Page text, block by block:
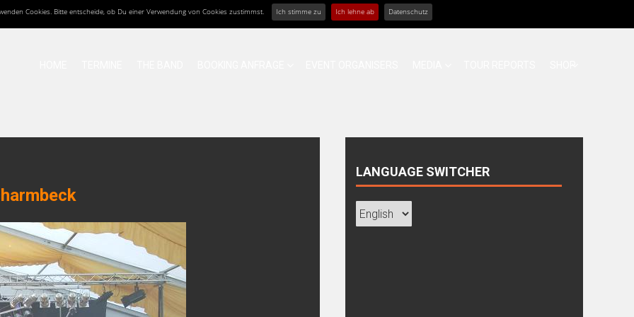
Cookies. Bitte entscheide, ob Du einer Verwendung von Cookies zustimmst. Ich stimme zu Ich lehne ab Datenschutz
LANGUAGE SWITCHER